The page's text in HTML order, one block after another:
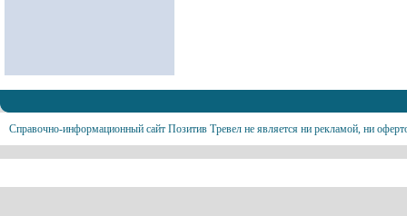
Справочно-информационный сайт Позитив Тревел не является ни рекламой, ни